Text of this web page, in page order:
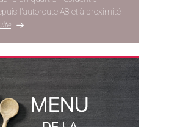
l'autoroute A8 et à proximité